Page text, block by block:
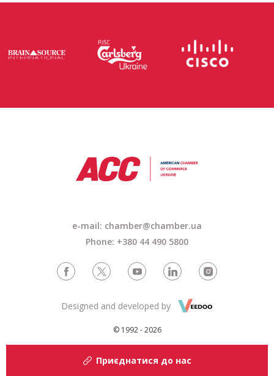
e-mail: chamber@chamber.ua
Phone: +380 44 490 5800
© 1992 - 2026
Designed and developed by
Приєднатися до нас